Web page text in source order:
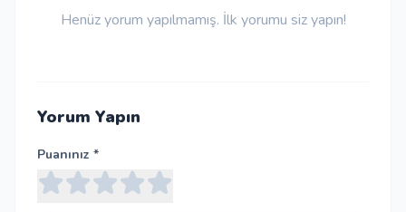
Henüz yorum yapılmamış. İlk yorumu siz yapın!
Yorum Yapın
Puanınız *